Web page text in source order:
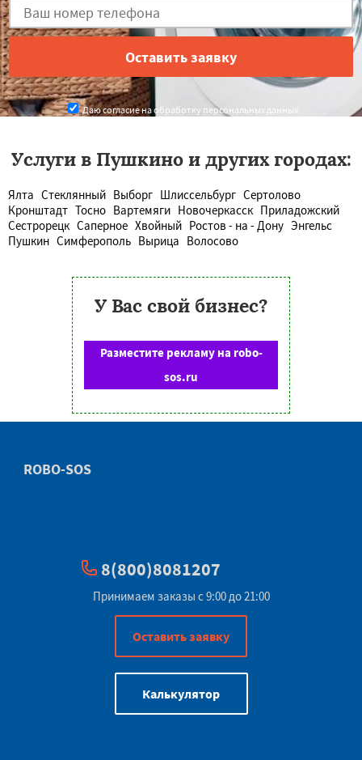
Даю согласие на обработку персональных данных
Услуги в Пушкино и других городах:
Ялта Стеклянный Выборг Шлиссельбург Сертолово
Кронштадт Тосно Вартемяги Новочеркасск Приладожский
Сестрорецк Саперное Хвойный Ростов - на - Дону Энгельс
Пушкин Симферополь Вырица Волосово
У Вас свой бизнес?
Разместите рекламу на robo-
sos.ru
ROBO-SOS
8(800)8081207
Принимаем заказы с 9:00 до 21:00
Оставить заявку
Калькулятор